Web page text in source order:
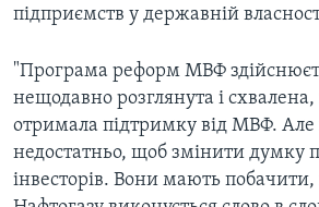
підприємств у державній
"Програма реформ МВФ
нещодавно розглянута і схвалена,
отримала підтримку від МВФ. Але
недостатньо, щоб змінити думку
інвесторів. Вони мають